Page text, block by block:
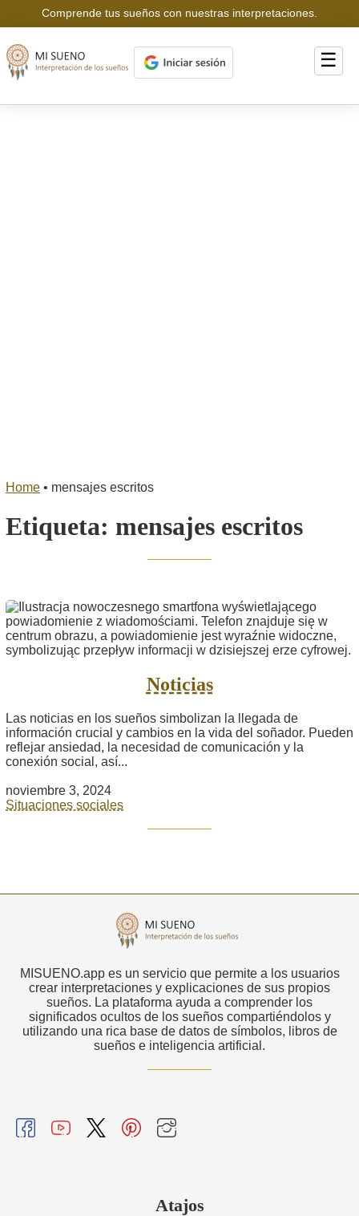
Comprende tus sueños con nuestras interpretaciones.
☰
Home • mensajes escritos
Etiqueta: mensajes escritos
Noticias
Las noticias en los sueños simbolizan la llegada de
información crucial y cambios en la vida del soñador. Pueden
reflejar ansiedad, la necesidad de comunicación y la
conexión social, así...
noviembre 3, 2024
Situaciones sociales
MISUENO.app es un servicio que permite a los usuarios
crear interpretaciones y explicaciones de sus propios
sueños. La plataforma ayuda a comprender los
significados ocultos de los sueños compartiéndolos y
utilizando una rica base de datos de símbolos, libros de
sueños e inteligencia artificial.
Atajos